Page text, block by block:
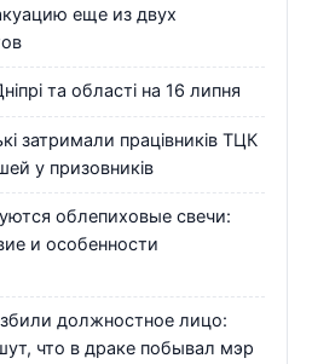
еще из двух
та області на 16 липня
затримали працівників ТЦК
у призовників
облепиховые свечи:
и особенности
должностное лицо:
что в драке побывал мэр